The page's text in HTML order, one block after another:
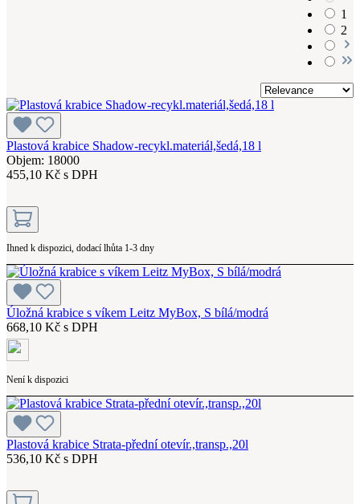
1
2
Plastová krabice Shadow-recykl.materiál,šedá,18 l
Objem: 18000
455,10 Kč s DPH
Ihned k dispozici, dodací lhůta 1-3 dny
Úložná krabice s víkem Leitz MyBox, S bílá/modrá
668,10 Kč s DPH
Není k dispozici
Plastová krabice Strata-přední otevír.,transp.,20l
536,10 Kč s DPH